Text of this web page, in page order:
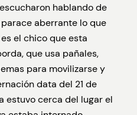
hablando de
aberrante lo que
el chico que esta
que usa pañales,
para movilizarse y
data del 21 de
estuvo cerca del lugar el